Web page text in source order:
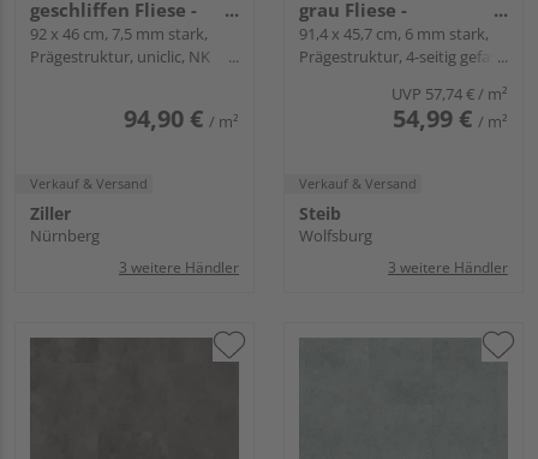
geschliffen Fliese -
Java
92 x 46 cm, 7,5 mm stark,
Prägestruktur, uniclic, NK
94,90 € / m²
Verkauf & Versand
Ziller
Nürnberg
3 weitere Händler
grau Fliese -
Trendtime 5
91,4 x 45,7 cm, 6 mm stark,
Prägestruktur, 4-seitig gefast,
UVP 57,74 €/ m²
54,99 € / m²
Verkauf & Versand
Steib
Wolfsburg
3 weitere Händler